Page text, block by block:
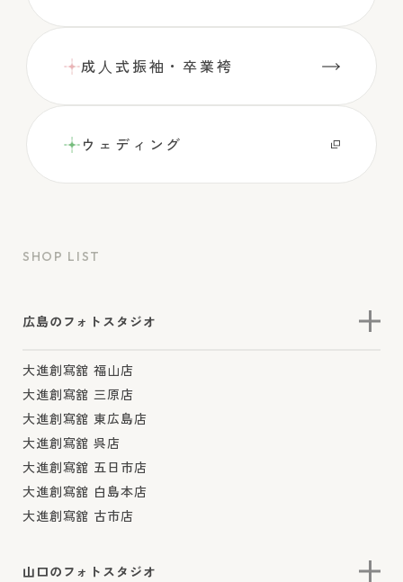
成⼈式振袖・卒業袴
ウェディング
SHOP LIST
広島のフォトスタジオ
大進創寫舘 福山店
大進創寫舘 三原店
大進創寫舘 東広島店
大進創寫舘 呉店
大進創寫舘 五日市店
大進創寫舘 白島本店
大進創寫舘 古市店
山口のフォトスタジオ